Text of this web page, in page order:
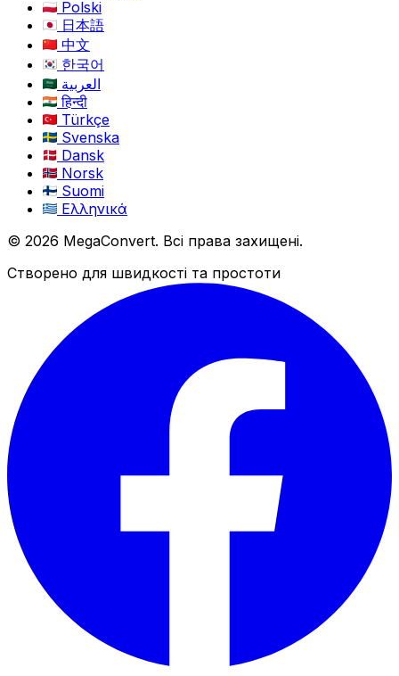
Polski
日本語
中文
한국어
العربية
हिन्दी
Türkçe
Svenska
Dansk
Norsk
Suomi
Ελληνικά
© 2026 MegaConvert. Всі права захищені.
Створено для швидкості та простоти